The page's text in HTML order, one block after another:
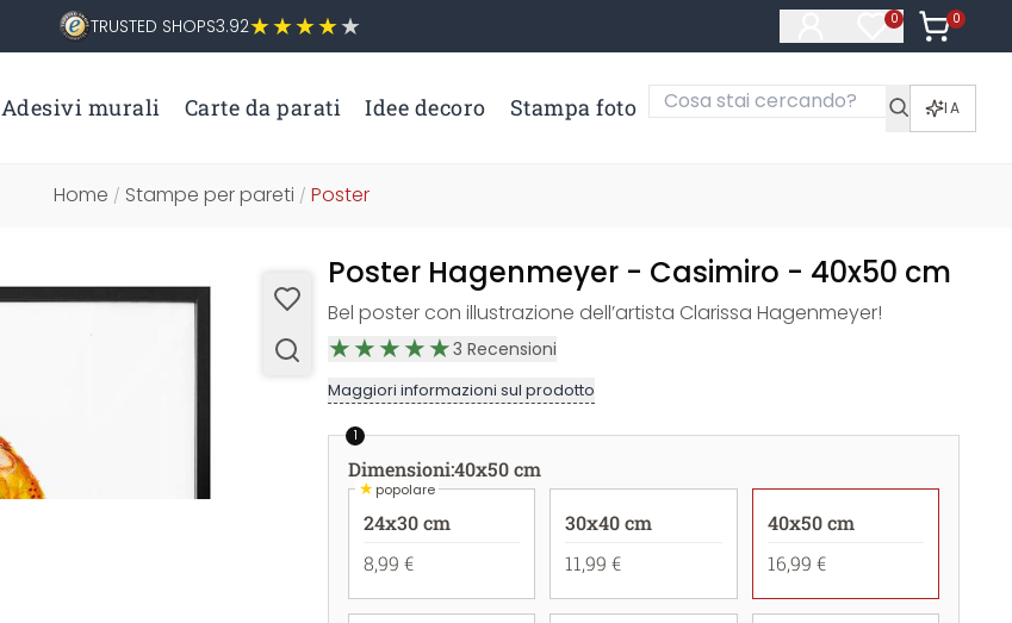
TRUSTED SHOPS3.92 0
Articoli nella
0
Articoli
Adesivi murali Carte da parati Idee decoro Stampa foto IA
Home / Stampe per pareti / Poster
Poster Hagenmeyer - Casimiro - 40x50 cm
Bel poster con illustrazione dell’artista Clarissa Hagenmeyer!
3 Recensioni
Maggiori informazioni sul prodotto
1
Dimensioni:40x50 cm
★popolare
24x30 cm
8,99 €
30x40 cm
11,99 €
40x50 cm
16,99 €